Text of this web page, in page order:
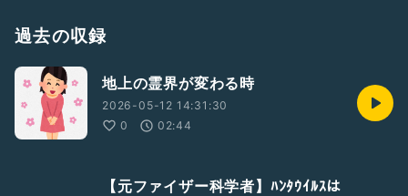
過去の収録
地上の霊界が変わる時
2026-05-12 14:31:30
0
02:44
【元ファイザー科学者】ﾊﾝﾀｳｲﾙｽは